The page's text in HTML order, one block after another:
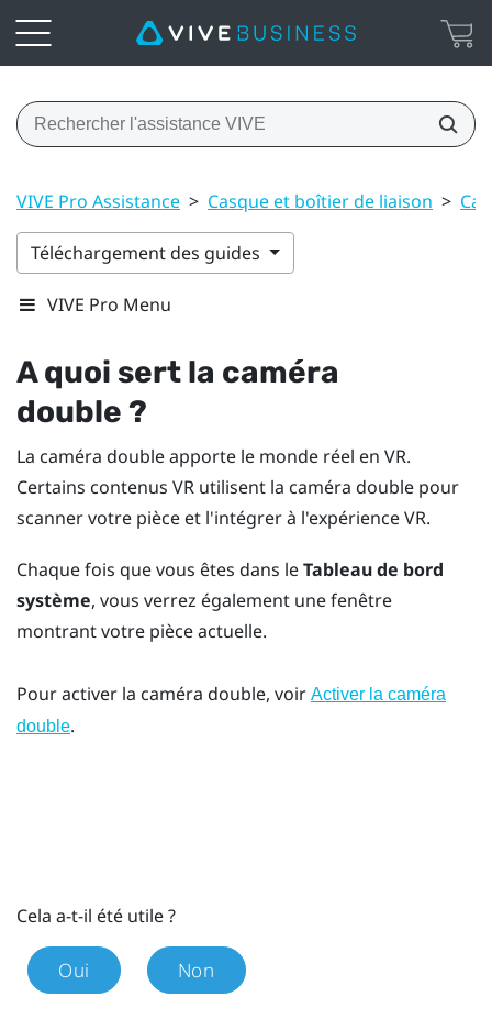
VIVE Pro Assistance > Casque et boîtier de liaison >
Téléchargement des guides
VIVE Pro Menu
A quoi sert la caméra
double ?
La caméra double apporte le monde réel en VR.
Certains contenus VR utilisent la caméra double pour
scanner votre pièce et l'intégrer à l'expérience VR.
Chaque fois que vous êtes dans leTableau de bord
système, vous verrez également une fenêtre
montrant votre pièce actuelle.
Pour activer la caméra double, voir Activer la caméra
double.
Cela a-t-il été utile ?
Oui Non